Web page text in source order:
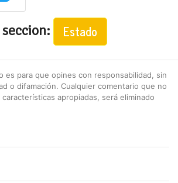
Estado
es para que opines con responsabilidad, sin
o difamación. Cualquier comentario que no
apropiadas, será eliminado